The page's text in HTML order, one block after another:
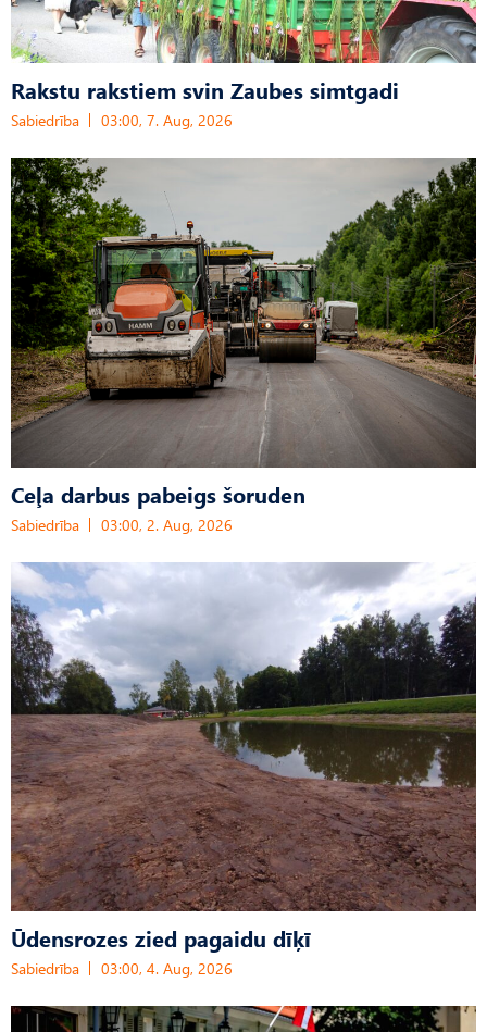
Rakstu rakstiem svin Zaubes simtgadi
Sabiedrība 03:00, 7. Aug, 2026
Ceļa darbus pabeigs šoruden
Sabiedrība 03:00, 2. Aug, 2026
Ūdensrozes zied pagaidu dīķī
Sabiedrība 03:00, 4. Aug, 2026